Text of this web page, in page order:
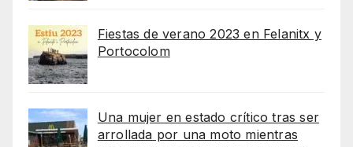
Fiestas de verano 2023 en Felanitx y
Portocolom
Una mujer en estado crítico tras ser
arrollada por una moto mientras